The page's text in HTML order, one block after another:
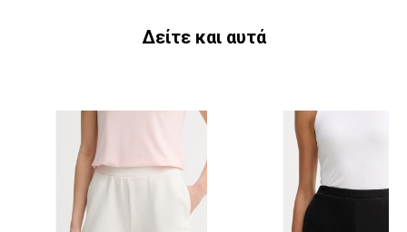
Δείτε και αυτά